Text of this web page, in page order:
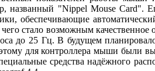
названный "Nippel Mouse Card".
обеспечивающие
чего стало возможным
до 25 Гц. В будущем
для контроллера мыши были
средства надёжного